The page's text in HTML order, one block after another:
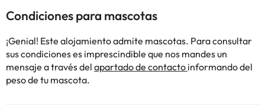
Condiciones para mascotas
¡Genial! Este alojamiento admite mascotas. Para consultar
sus condiciones es imprescindible que nos mandes un
mensaje a través del apartado de contacto informando del
peso de tu mascota.